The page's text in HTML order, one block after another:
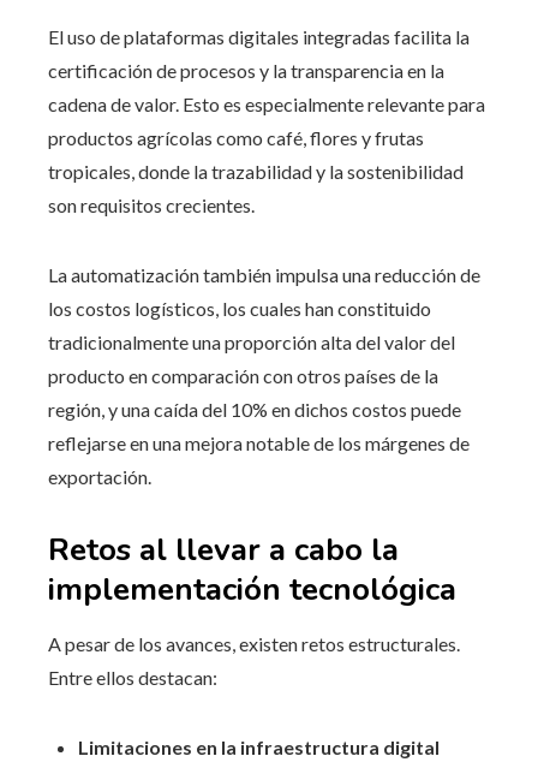
El uso de plataformas digitales integradas facilita la
certificación de procesos y la transparencia en la
cadena de valor. Esto es especialmente relevante para
productos agrícolas como café, flores y frutas
tropicales, donde la trazabilidad y la sostenibilidad
son requisitos crecientes.
La automatización también impulsa una reducción de
los costos logísticos, los cuales han constituido
tradicionalmente una proporción alta del valor del
producto en comparación con otros países de la
región, y una caída del 10% en dichos costos puede
reflejarse en una mejora notable de los márgenes de
exportación.
Retos al llevar a cabo la
implementación tecnológica
A pesar de los avances, existen retos estructurales.
Entre ellos destacan:
Limitaciones en la infraestructura digital